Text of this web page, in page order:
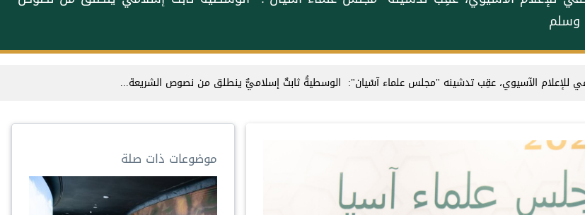
وسلم
للإعلام الآسيوي، عقِب تدشينه "مجلس علماء آسْيان": ‏ الوسطيةُ ثابتٌ إسلاميٌّ ينطلق من نصوص الشريعة...
موضوعات ذات صلة